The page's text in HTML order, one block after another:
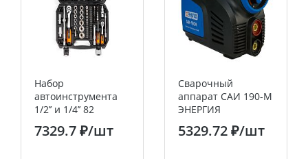
Набор
автоинструмента
1/2’’ и 1/4’’ 82
предмета КВТ
7329.7 ₽/шт
Сварочный
аппарат САИ 190-М
ЭНЕРГИЯ
5329.72 ₽/шт